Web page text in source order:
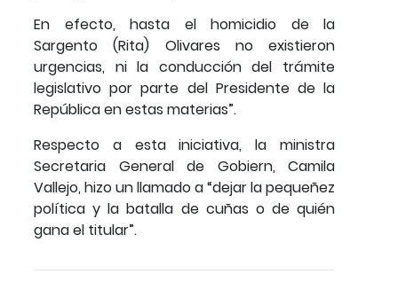
En efecto, hasta el homicidio de la
Sargento (Rita) Olivares no existieron
urgencias, ni la conducción del trámite
legislativo por parte del Presidente de la
República en estas materias”.
Respecto a esta iniciativa, la ministra
Secretaria General de Gobiern, Camila
Vallejo, hizo un llamado a “dejar la pequeñez
política y la batalla de cuñas o de quién
gana el titular”.